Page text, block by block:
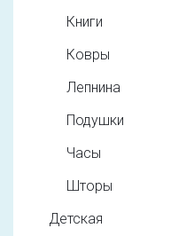
Книги
Ковры
Лепнина
Подушки
Часы
Шторы
Детская